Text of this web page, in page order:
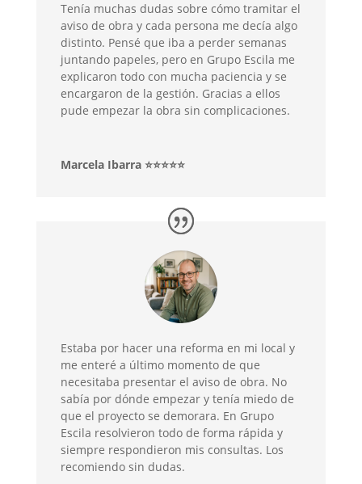
Tenía muchas dudas sobre cómo tramitar el
aviso de obra y cada persona me decía algo
distinto. Pensé que iba a perder semanas
juntando papeles, pero en Grupo Escila me
explicaron todo con mucha paciencia y se
encargaron de la gestión. Gracias a ellos
pude empezar la obra sin complicaciones.
Marcela Ibarra ⭐⭐⭐⭐⭐
Estaba por hacer una reforma en mi local y
me enteré a último momento de que
necesitaba presentar el aviso de obra. No
sabía por dónde empezar y tenía miedo de
que el proyecto se demorara. En Grupo
Escila resolvieron todo de forma rápida y
siempre respondieron mis consultas. Los
recomiendo sin dudas.